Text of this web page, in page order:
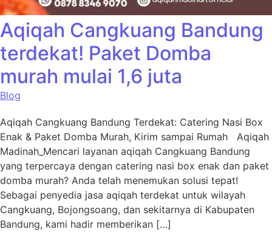
Aqiqah Cangkuang Bandung
terdekat! Paket Domba
murah mulai 1,6 juta
Blog
Aqiqah Cangkuang Bandung Terdekat: Catering Nasi Box
Enak & Paket Domba Murah, Kirim sampai Rumah Aqiqah
Madinah_Mencari layanan aqiqah Cangkuang Bandung
yang terpercaya dengan catering nasi box enak dan paket
domba murah? Anda telah menemukan solusi tepat!
Sebagai penyedia jasa aqiqah terdekat untuk wilayah
Cangkuang, Bojongsoang, dan sekitarnya di Kabupaten
Bandung, kami hadir memberikan […]